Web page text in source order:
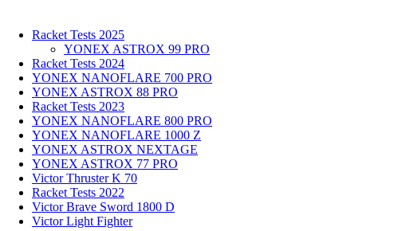
Racket Tests 2025
YONEX ASTROX 99 PRO
Racket Tests 2024
YONEX NANOFLARE 700 PRO
YONEX ASTROX 88 PRO
Racket Tests 2023
YONEX NANOFLARE 800 PRO
YONEX NANOFLARE 1000 Z
YONEX ASTROX NEXTAGE
YONEX ASTROX 77 PRO
Victor Thruster K 70
Racket Tests 2022
Victor Brave Sword 1800 D
Victor Light Fighter